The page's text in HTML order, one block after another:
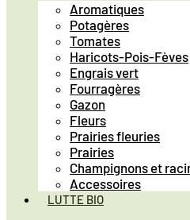
Aromatiques
Potagères
Tomates
Haricots-Pois-Fèves
Engrais vert
Fourragères
Gazon
Fleurs
Prairies fleuries
Prairies
Champignons et
Accessoires
LUTTE BIO